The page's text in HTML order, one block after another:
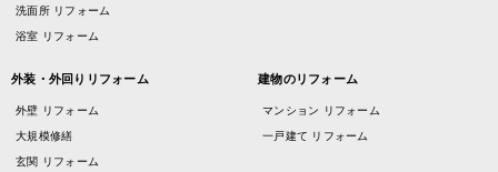
洗面所 リフォーム
浴室 リフォーム
外装・外回りリフォーム
外壁 リフォーム
大規模修繕
玄関 リフォーム
建物のリフォーム
マンション リフォーム
一戸建て リフォーム